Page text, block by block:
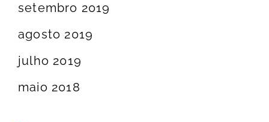
setembro 2019
agosto 2019
julho 2019
maio 2018